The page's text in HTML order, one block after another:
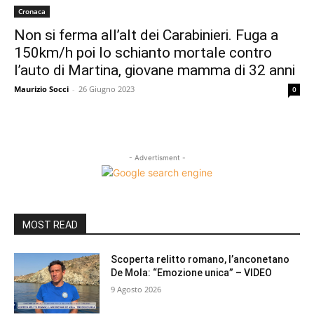
Cronaca
Non si ferma all’alt dei Carabinieri. Fuga a
150km/h poi lo schianto mortale contro
l’auto di Martina, giovane mamma di 32 anni
Maurizio Socci - 26 Giugno 2023 0
- Advertisment -
MOST READ
Scoperta relitto romano, l’anconetano
De Mola: “Emozione unica” – VIDEO
9 Agosto 2026